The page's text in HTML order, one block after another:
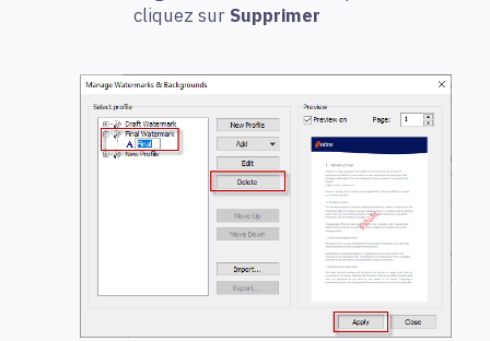
cliquez sur Supprimer